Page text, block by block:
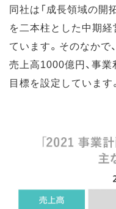
同社は「成長領域の開
を二本柱とした中期
ています。そのなかで
売上高1000億円、事
目標を設定しています。